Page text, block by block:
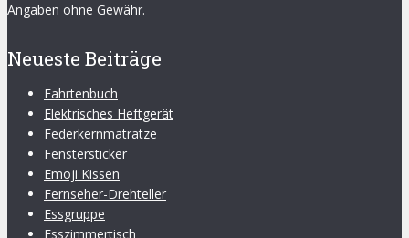
Angaben ohne Gewähr.
Neueste Beiträge
Fahrtenbuch
Elektrisches Heftgerät
Federkernmatratze
Fenstersticker
Emoji Kissen
Fernseher-Drehteller
Essgruppe
Esszimmertisch